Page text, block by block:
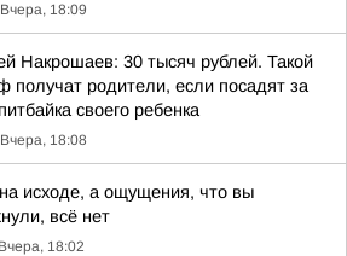
Вчера, 18:09
Накрошаев: 30 тысяч рублей. Такой
получат родители, если посадят за
своего ребенка
Вчера, 18:08
исходе, а ощущения, что вы
всё нет
Вчера, 18:02